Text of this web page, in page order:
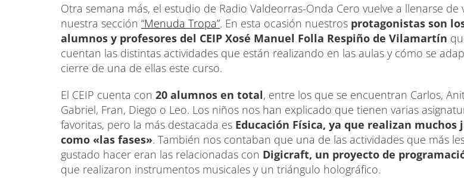
Otra semana más, el estudio de Radio Valdeorras-Onda Cero vuelve a llenarse de
nuestra sección “Menuda Tropa”. En esta ocasión nuestros protagonistas son
alumnos y profesores del CEIP Xosé Manuel Folla Respiño de Vilamartín
cuentan las distintas actividades que están realizando en las aulas y cómo se
cierre de una de ellas este curso.
El CEIP cuenta con 20 alumnos en total, entre los que se encuentran Carlos,
Gabriel, Fran, Diego o Leo. Los niños nos han explicado que tienen varias
favoritas, pero la más destacada es Educación Física, ya que realizan muchos
como «las fases». También nos contaban que una de las actividades que más
gustado hacer eran las relacionadas con Digicraft, un proyecto de
que realizaron instrumentos musicales y un triángulo holográfico.